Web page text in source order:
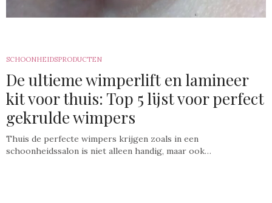
SCHOONHEIDSPRODUCTEN
De ultieme wimperlift en lamineer
kit voor thuis: Top 5 lijst voor perfect
gekrulde wimpers
Thuis de perfecte wimpers krijgen zoals in een
schoonheidssalon is niet alleen handig, maar ook…